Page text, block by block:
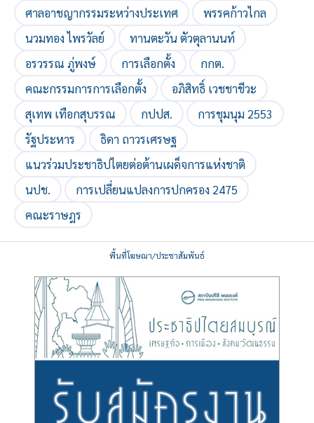
ศาลอาชญากรรมระหว่างประเทศ
พรรคก้าวไกล
นวมทอง ไพรวัลย์
ทานตะวัน ตัวตุลานนท์
อรวรรณ ภู่พงษ์
การเลือกตั้ง
กกต.
คณะกรรมการการเลือกตั้ง
อภิสิทธิ์ เวชชาชีวะ
สุเทพ เทือกสุบรรณ
กปปส.
การชุมนุม 2553
รัฐประหาร
ธิดา ถาวรเศรษฐ
แนวร่วมประชาธิปไตยต่อต้านเผด็จการแห่งชาติ
นปช.
การเปลี่ยนแปลงการปกครอง 2475
คณะราษฎร
พื้นที่โฆษณา/ประชาสัมพันธ์